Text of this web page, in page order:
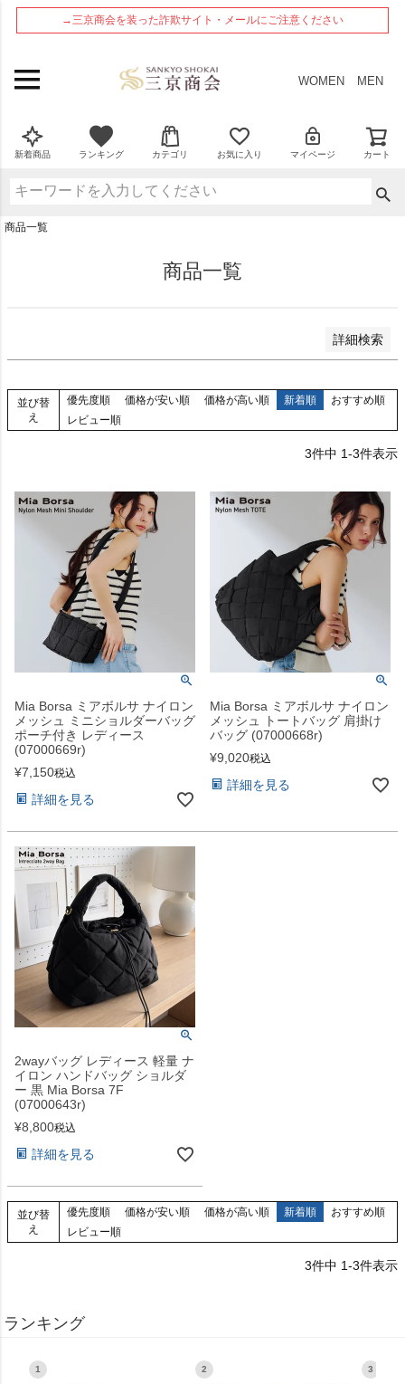
→三京商会を装った詐欺サイト・メールにご注意ください
WOMEN MEN
新着商品 ランキング カテゴリ お気に入り マイページ カート
商品一覧
商品一覧
詳細検索
在庫なし商品
在庫なし商品を表示しない
新着順
価格が安い順
並び替
え
優先度順 価格が安い順 価格が高い順 新着順
おすすめ順
レビュー順
3件中 1-3件表示
Mia Borsa ミアボルサ ナイロン
メッシュ ミニショルダーバッグ
ポーチ付き レディース
(07000669r)
¥7,150税込
詳細を見る
Mia Borsa ミアボルサ ナイロン
メッシュ トートバッグ 肩掛け
バッグ (07000668r)
¥9,020税込
詳細を見る
2wayバッグ レディース 軽量 ナ
イロン ハンドバッグ ショルダ
ー 黒 Mia Borsa 7F
(07000643r)
¥8,800税込
詳細を見る
並び替
え
優先度順 価格が安い順 価格が高い順 新着順
おすすめ順
レビュー順
3件中 1-3件表示
ランキング
1 2 3
ペー